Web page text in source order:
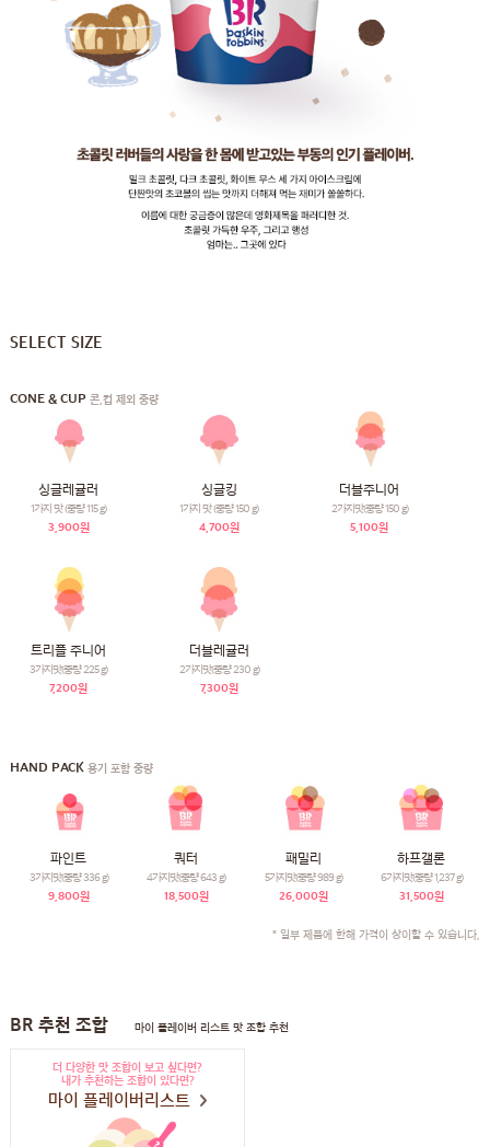
SELECT SIZE
CONE & CUP 콘,컵 제외 중량
싱글레귤러
1가지 맛 (중량 115 g)
3,900원
싱글킹
1가지 맛 (중량 150 g)
4,700원
더블주니어
2가지맛(중량 150 g)
5,100원
트리플 주니어
3가지맛(중량 225 g)
7,200원
더블레귤러
2가지맛(중량 230 g)
7,300원
HAND PACK 용기 포함 중량
파인트
3가지맛(중량 336 g)
9,800원
쿼터
4가지맛(중량 643 g)
18,500원
패밀리
5가지맛(중량 989 g)
26,000원
하프갤론
6가지맛(중량 1,237 g)
31,500원
* 일부 제품에 한해 가격이 상이할 수 있습니다.
BR 추천 조합 마이 플레이버 리스트 맛 조합 추천
더 다양한 맛 조합이 보고 싶다면?
내가 추천하는 조합이 있다면?
마이 플레이버리스트